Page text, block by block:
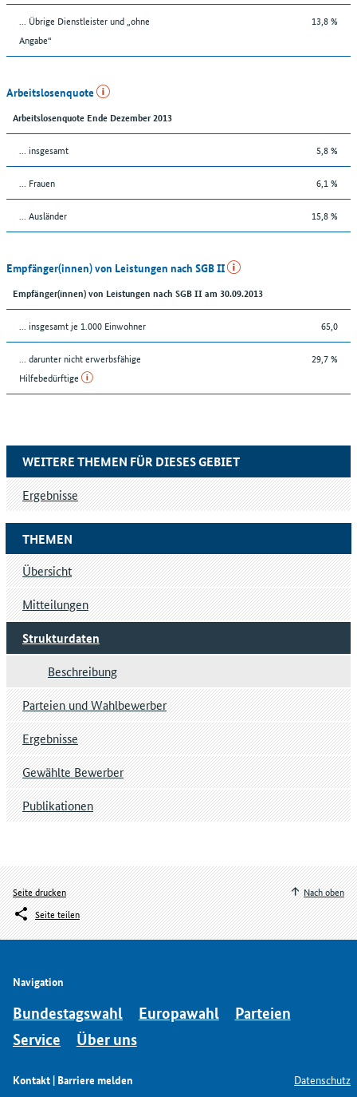
... Übrige Dienstleister und „ohne
Angabe“
13,8 %
Arbeitslosenquote
Arbeitslosenquote Ende Dezember 2013
... insgesamt 5,8 %
... Frauen 6,1 %
... Ausländer 15,8 %
Empfänger(innen) von Leistungen nach SGB II
Empfänger(innen) von Leistungen nach SGB II am 30.09.2013
... insgesamt je 1.000 Einwohner 65,0
... darunter nicht erwerbsfähige
Hilfebedürftige
29,7 %
THEMEN
Übersicht
Mitteilungen
Strukturdaten
Beschreibung
Parteien und Wahlbewerber
Ergebnisse
Gewählte Bewerber
Publikationen
WEITERE THEMEN FÜR DIESES GEBIET
Ergebnisse
Seite drucken
Seite teilen
Nach oben
Navigation
Bundestagswahl Europawahl
Parteien
Service
Über uns
Kontakt | Barriere melden
Datenschutz